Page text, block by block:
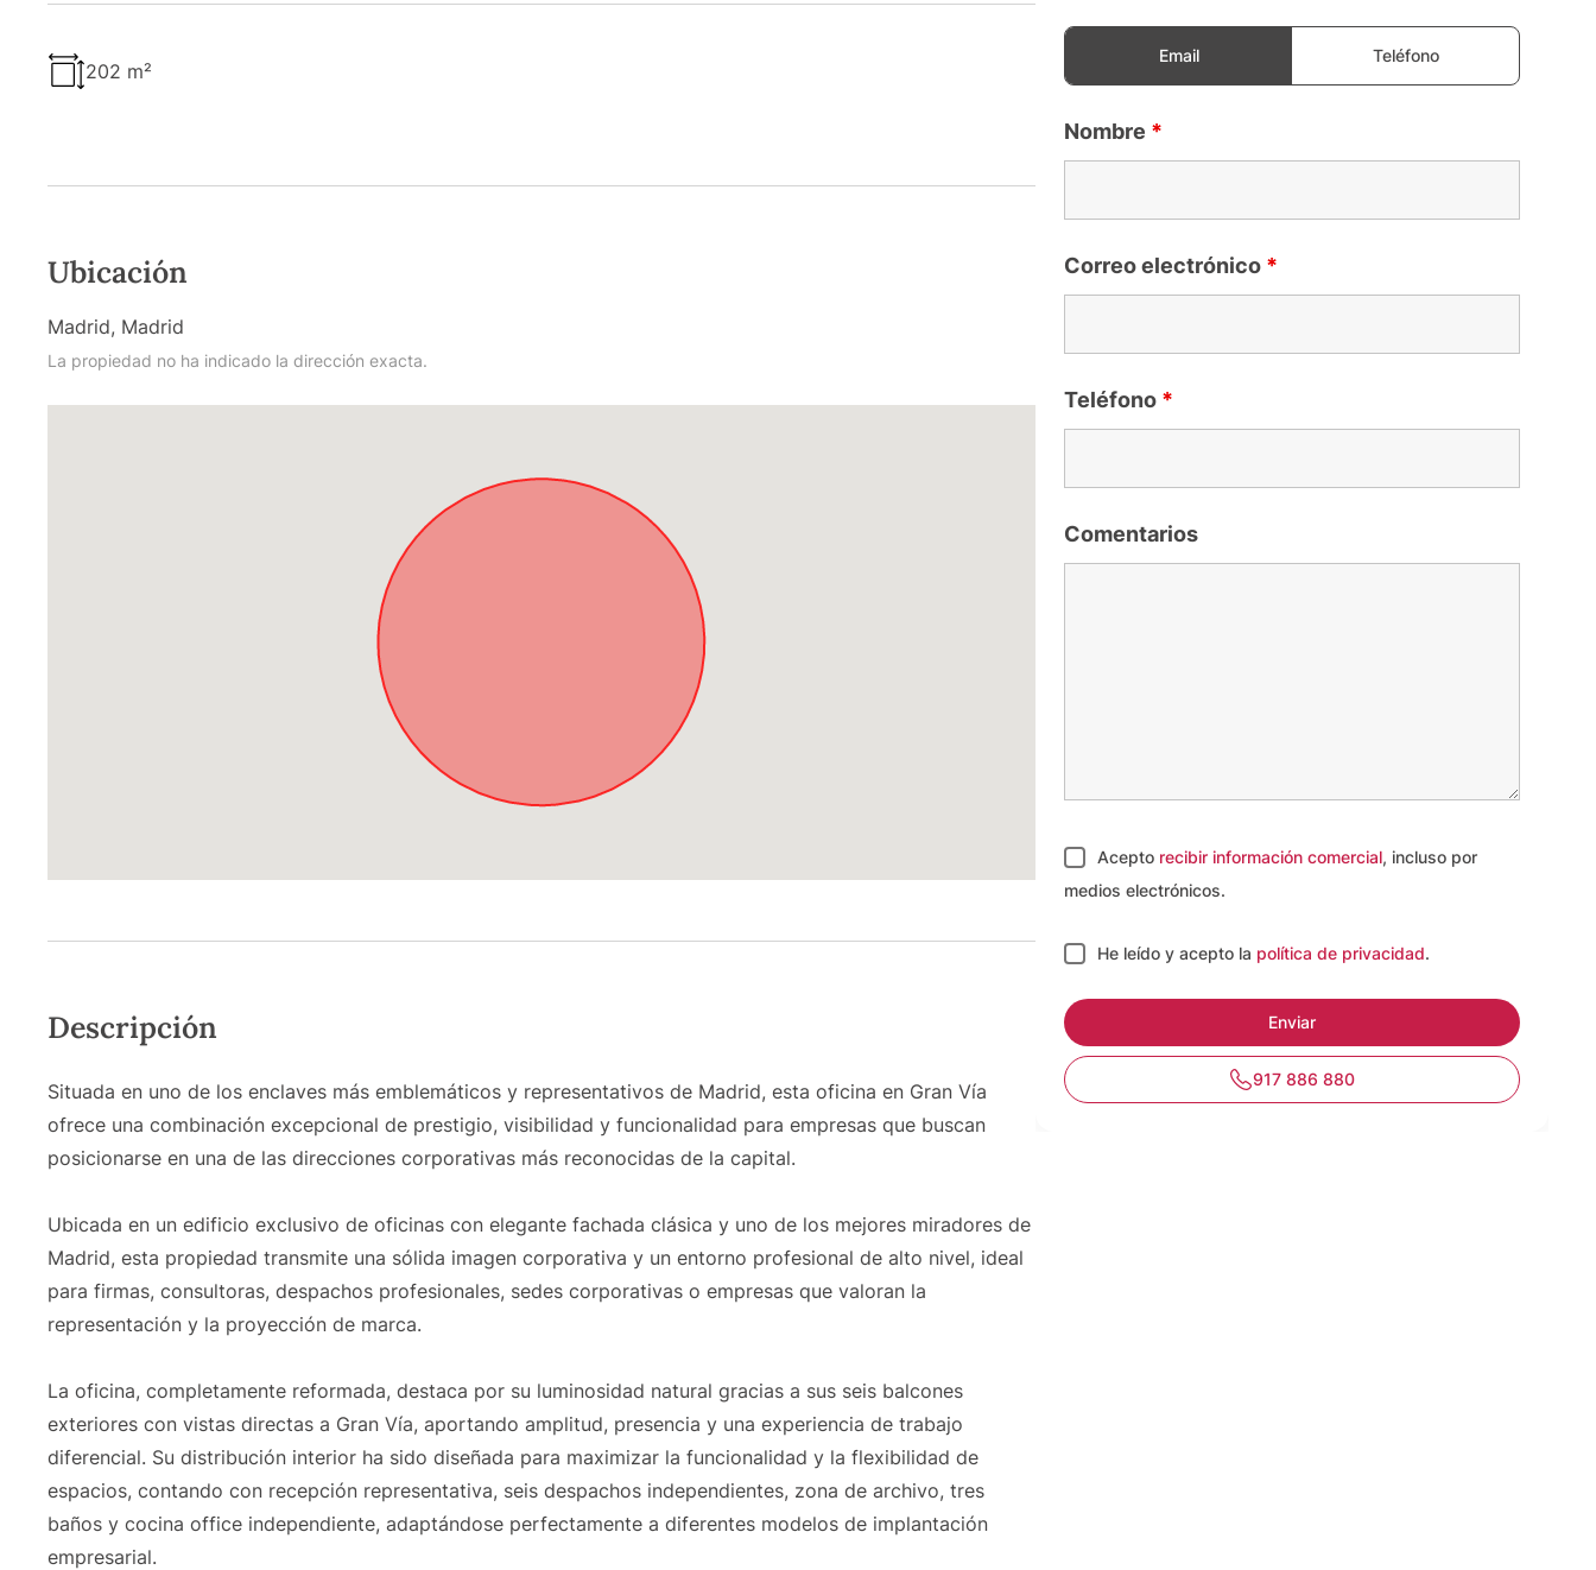
202 m²
Ubicación
Madrid, Madrid
La propiedad no ha indicado la dirección exacta.
Descripción
Situada en uno de los enclaves más emblemáticos y representativos de Madrid, esta oficina en Gran Vía
ofrece una combinación excepcional de prestigio, visibilidad y funcionalidad para empresas que buscan
posicionarse en una de las direcciones corporativas más reconocidas de la capital.
Ubicada en un edificio exclusivo de oficinas con elegante fachada clásica y uno de los mejores miradores de
Madrid, esta propiedad transmite una sólida imagen corporativa y un entorno profesional de alto nivel, ideal
para firmas, consultoras, despachos profesionales, sedes corporativas o empresas que valoran la
representación y la proyección de marca.
La oficina, completamente reformada, destaca por su luminosidad natural gracias a sus seis balcones
exteriores con vistas directas a Gran Vía, aportando amplitud, presencia y una experiencia de trabajo
diferencial. Su distribución interior ha sido diseñada para maximizar la funcionalidad y la flexibilidad de
espacios, contando con recepción representativa, seis despachos independientes, zona de archivo, tres
baños y cocina office independiente, adaptándose perfectamente a diferentes modelos de implantación
empresarial.
Email Teléfono
Nombre *
Correo electrónico *
Teléfono *
Comentarios
Acepto recibir información comercial, incluso por
medios electrónicos.
He leído y acepto la política de privacidad.
917 886 880